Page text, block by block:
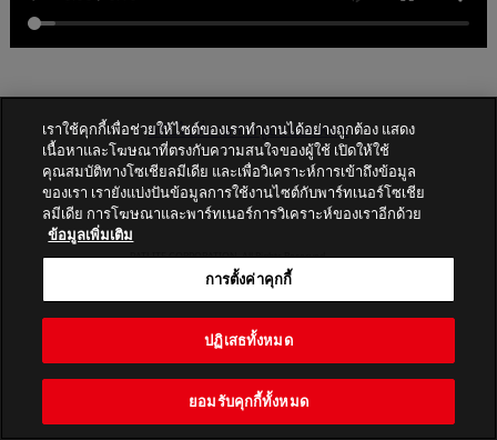
กลับไปที่รายการรูปแบบแฟลช
PATLITE CORPORATION. All Rights Reserved.
เราใช้คุกกี้เพื่อช่วยให้ไซต์ของเราทำงานได้อย่างถูกต้อง แสดง
เนื้อหาและโฆษณาที่ตรงกับความสนใจของผู้ใช้ เปิดให้ใช้
คุณสมบัติทางโซเชียลมีเดีย และเพื่อวิเคราะห์การเข้าถึงข้อมูล
ของเรา เรายังแบ่งปันข้อมูลการใช้งานไซต์กับพาร์ทเนอร์โซเชีย
ลมีเดีย การโฆษณาและพาร์ทเนอร์การวิเคราะห์ของเราอีกด้วย
ข้อมูลเพิ่มเติม
การตั้งค่าคุกกี้
ปฏิเสธทั้งหมด
ยอมรับคุกกี้ทั้งหมด